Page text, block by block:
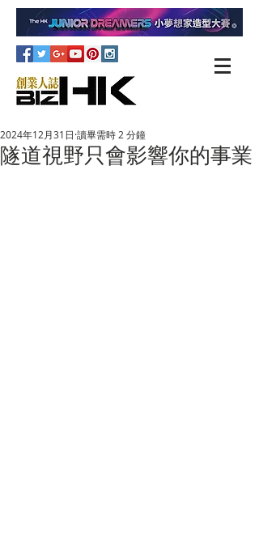
隧道視野只會影響你的事業
2024年12月31日 讀畢需時 2 分鐘